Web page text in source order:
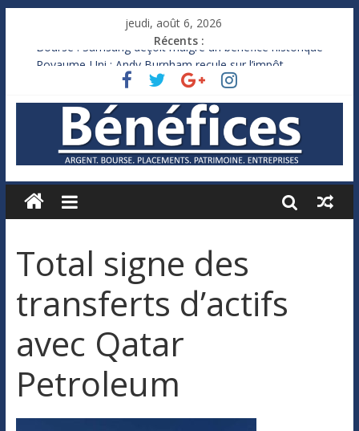
jeudi, août 6, 2026
Récents :
Bourse : Samsung déçoit malgré un bénéfice historique
Royaume-Uni : Andy Burnham recule sur l’impôt
Xavier Niel, le milliardaire qui ne touche presque rien
Ruée des fortunes russes vers l’étranger
France : le logement mis à l’épreuve par la chaleur
Total signe des
transferts d’actifs
avec Qatar
Petroleum